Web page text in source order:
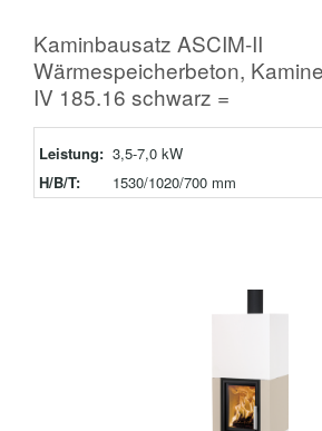
Kaminbausatz ASCIM-II
Wärmespeicherbeton,
IV 185.16 schwarz =
Leistung: 3,5-7,0 kW
H/B/T:
1530/1020/700 mm